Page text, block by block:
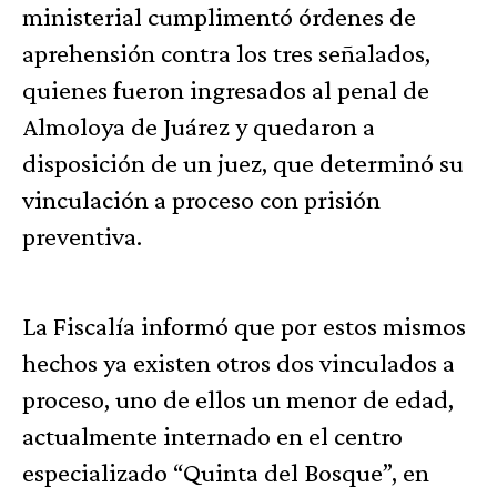
ministerial cumplimentó órdenes de
aprehensión contra los tres señalados,
quienes fueron ingresados al penal de
Almoloya de Juárez y quedaron a
disposición de un juez, que determinó su
vinculación a proceso con prisión
preventiva.
La Fiscalía informó que por estos mismos
hechos ya existen otros dos vinculados a
proceso, uno de ellos un menor de edad,
actualmente internado en el centro
especializado “Quinta del Bosque”, en